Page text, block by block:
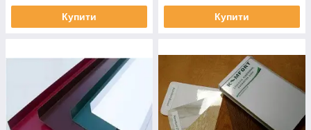
Купити Купити